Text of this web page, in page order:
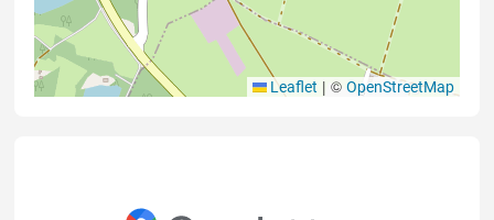
Leaflet | © OpenStreetMap